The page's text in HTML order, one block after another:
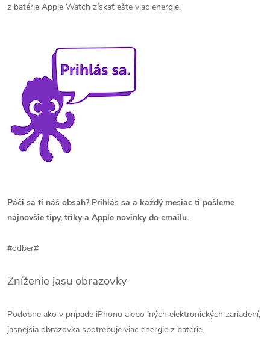
z batérie Apple Watch získať ešte viac energie.
Páči sa ti náš obsah? Prihlás sa a každý mesiac ti pošleme
najnovšie tipy, triky a Apple novinky do emailu.
#odber#
Zníženie jasu obrazovky
Podobne ako v prípade iPhonu alebo iných elektronických zariadení,
jasnejšia obrazovka spotrebuje viac energie z batérie.